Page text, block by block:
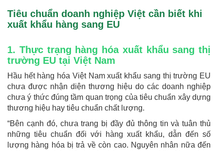
Tiêu chuẩn doanh nghiệp Việt cần biết khi
xuất khẩu hàng sang EU
1. Thực trạng hàng hóa xuất khẩu sang thị
trường EU tại Việt Nam
Hầu hết hàng hóa Việt Nam xuất khẩu sang thị trường EU
chưa được nhận diện thương hiệu do các doanh nghiệp
chưa ý thức đúng tầm quan trọng của tiêu chuẩn xây dựng
thương hiệu hay tiêu chuẩn chất lượng.
“Bên cạnh đó, chưa trang bị đầy đủ thông tin và tuân thủ
những tiêu chuẩn đối với hàng xuất khẩu, dẫn đến số
lượng hàng hóa bị trả về còn cao. Nguyên nhân nữa đến